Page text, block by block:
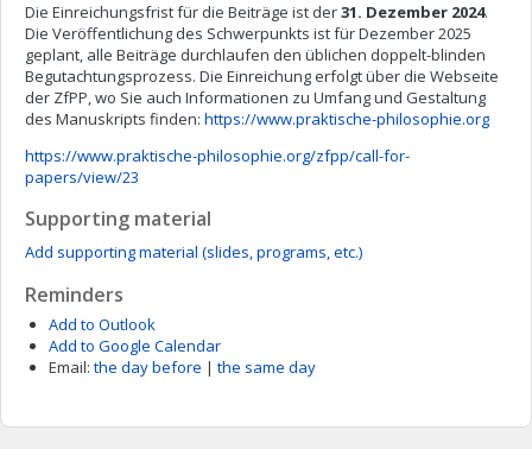
Die Einreichungsfrist für die Beiträge ist der31. Dezember 2024.
Die Veröffentlichung des Schwerpunkts ist für Dezember 2025
geplant, alle Beiträge durchlaufen den üblichen doppelt-blinden
Begutachtungsprozess. Die Einreichung erfolgt über die Webseite
der ZfPP, wo Sie auch Informationen zu Umfang und Gestaltung
des Manuskripts finden: https://www.praktische-philosophie.org
https://www.praktische-philosophie.org/zfpp/call-for-
papers/view/23
Supporting material
Add supporting material (slides, programs, etc.)
Reminders
Add to Outlook
Add to Google Calendar
Email: the day before | the same day